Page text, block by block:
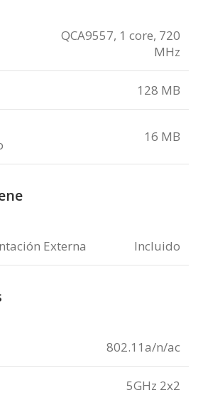
QCA9557, 1 core, 720
MHz
128 MB
16 MB
Externa Incluido
802.11a/n/ac
5GHz 2x2